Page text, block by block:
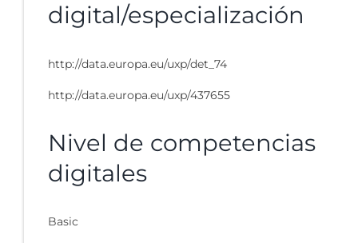
digital/especialización
http://data.europa.eu/uxp/det_74
http://data.europa.eu/uxp/437655
Nivel de competencias
digitales
Basic